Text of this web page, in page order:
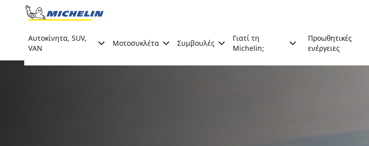
Go to page content
Αυτοκίνητα, SUV,
VAN
Μοτοσυκλέτα Συμβουλές
Γιατί τη
Michelin;
Προωθητικές
ενέργειες